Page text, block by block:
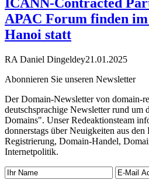
APAC Forum finden
Hanoi statt
RA Daniel Dingeldey21.01.2025
Abonnieren Sie unseren Newsletter
Der Domain-Newsletter von domain-
deutschsprachige Newsletter rund um
Domains". Unser Redeaktionsteam
donnerstags über Neuigkeiten aus
Registrierung, Domain-Handel,
Internetpolitik.